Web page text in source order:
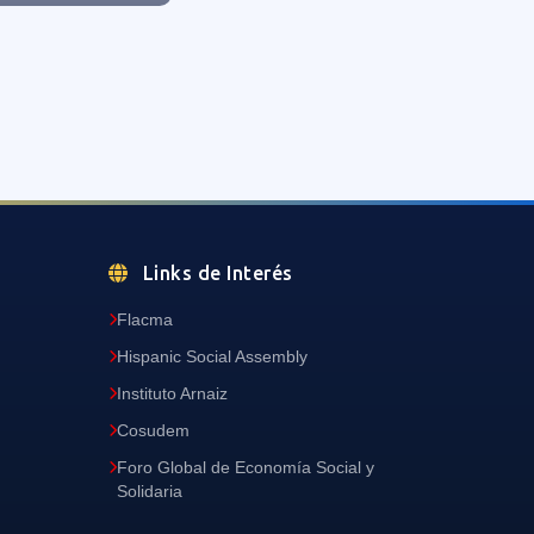
Links de Interés
Flacma
Hispanic Social Assembly
Instituto Arnaiz
Cosudem
Foro Global de Economía Social y
Solidaria